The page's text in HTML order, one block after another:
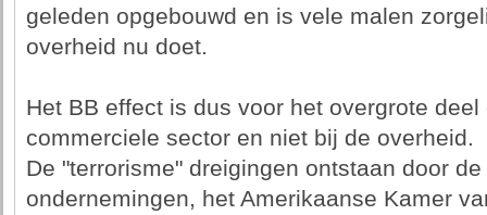
geleden opgebouwd en is vele malen
overheid nu doet.
Het BB effect is dus voor het overgrote
commerciele sector en niet bij de overheid.
De "terrorisme" dreigingen ontstaan door
ondernemingen, het Amerikaanse Kamer